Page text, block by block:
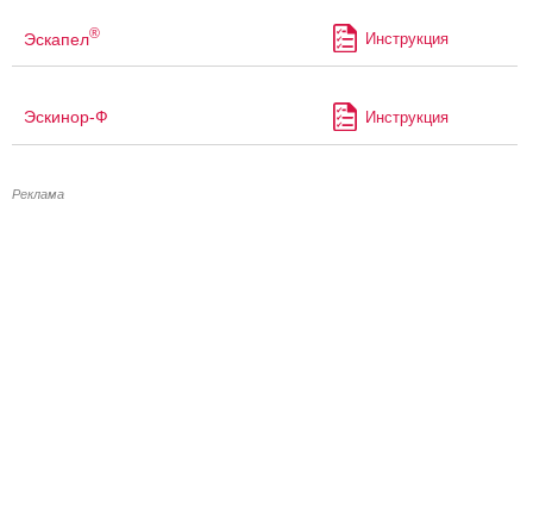
Эскапел® Инструкция
Эскинор-Ф Инструкция
Реклама